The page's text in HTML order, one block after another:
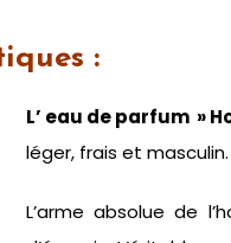
:
L’ eau de parfum »
léger, frais et
L’arme absolue de